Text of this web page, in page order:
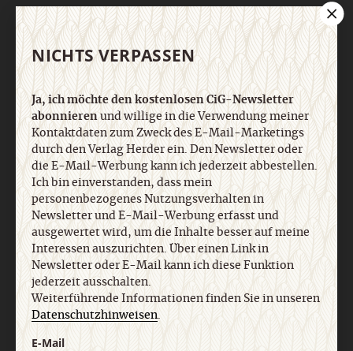
Vertrag widerrufen Abo online kündigen
Nach oben
NICHTS VERPASSEN
Ja, ich möchte den kostenlosen CiG-Newsletter
abonnierenund willige in die Verwendung meiner
Kontaktdaten zum Zweck des E-Mail-Marketings
durch den Verlag Herder ein. Den Newsletter oder
die E-Mail-Werbung kann ich jederzeit abbestellen.
Ich bin einverstanden, dass mein
personenbezogenes Nutzungsverhalten in
Newsletter und E-Mail-Werbung erfasst und
ausgewertet wird, um die Inhalte besser auf meine
Interessen auszurichten. Über einen Link in
Newsletter oder E-Mail kann ich diese Funktion
jederzeit ausschalten.
Weiterführende Informationen finden Sie in unseren
Datenschutzhinweisen.
E-Mail